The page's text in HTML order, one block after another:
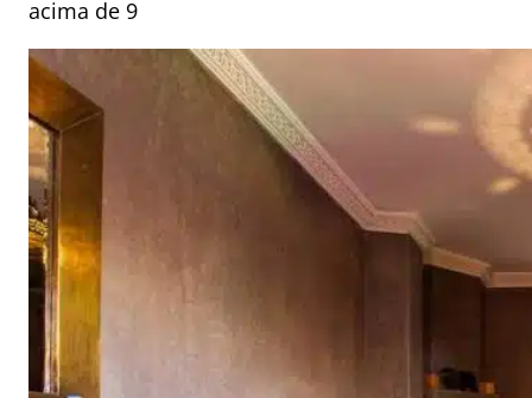
acima de 9